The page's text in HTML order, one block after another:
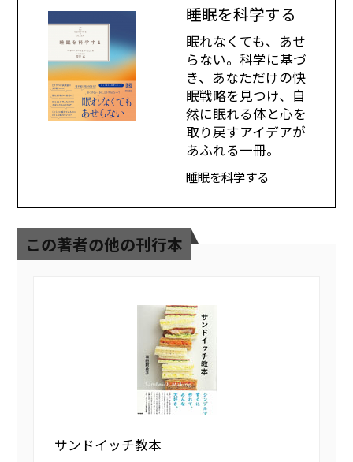
睡眠を科学する
眠れなくても、あせ
らない。科学に基づ
き、あなただけの快
眠戦略を見つけ、自
然に眠れる体と心を
取り戻すアイデアが
あふれる一冊。
睡眠を科学する
この著者の他の刊行本
サンドイッチ教本